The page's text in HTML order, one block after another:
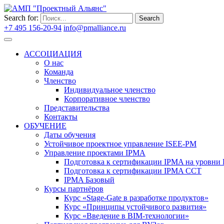
Search for: Search
+7 495 156-20-94 info@pmalliance.ru
АССОЦИАЦИЯ
О нас
Команда
Членство
Индивидуальное членство
Корпоративное членство
Представительства
Контакты
ОБУЧЕНИЕ
Даты обучения
Устойчивое проектное управление ISEE-PM
Управление проектами IPMA
Подготовка к сертификации IPMA на уровни
Подготовка к сертификации IPMA CCT
IPMA Базовый
Курсы партнёров
Курс «Stage-Gate в разработке продуктов»
Курс «Принципы устойчивого развития»
Курс «Введение в BIM-технологии»